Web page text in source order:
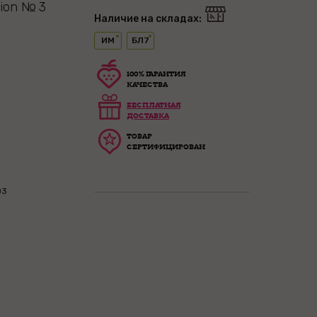
№ 3
Наличие на складах:
ИМ БЛ7
100% ГАРАНТИЯ
КАЧЕСТВА
БЕСПЛАТНАЯ
ДОСТАВКА
ТОВАР
СЕРТИФИЦИРОВАН